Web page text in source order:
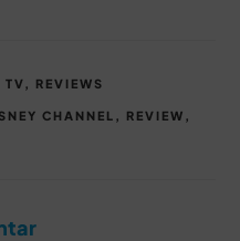
TV , REVIEWS
CHANNEL , REVIEW ,